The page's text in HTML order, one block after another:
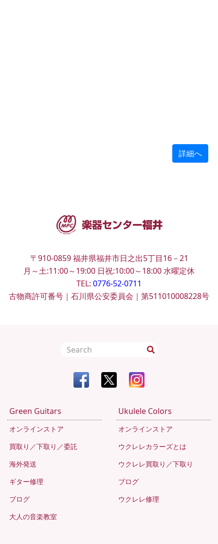
詳細へ
〒910-0859 福井県福井市日之出5丁目16－21
月～土:11:00～19:00 日祝:10:00～18:00水曜定休
TEL: 0776-52-0711
古物商許可番号｜石川県公安委員会｜第511010008228号
Green Guitars
オンラインストア
買取り／下取り／委託
海外発送
ギター修理
ブログ
大人の音楽教室
Ukulele Colors
オンラインストア
ウクレレカラーズとは
ウクレレ買取り／下取り
ブログ
ウクレレ修理